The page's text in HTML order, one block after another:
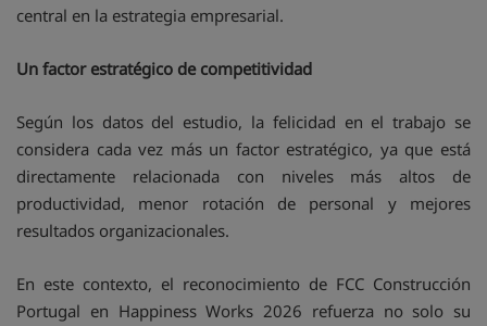
central en la estrategia empresarial.
Un factor estratégico de competitividad
Según los datos del estudio, la felicidad en el trabajo se
considera cada vez más un factor estratégico, ya que está
directamente relacionada con niveles más altos de
productividad, menor rotación de personal y mejores
resultados organizacionales.
En este contexto, el reconocimiento de FCC Construcción
Portugal en Happiness Works 2026 refuerza no solo su